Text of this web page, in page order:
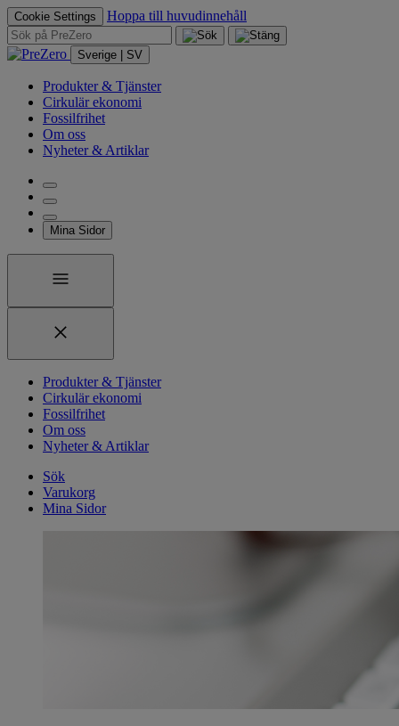
Cookie Settings Hoppa till huvudinnehåll
Sverige | SV
Produkter & Tjänster
Cirkulär ekonomi
Fossilfrihet
Om oss
Nyheter & Artiklar
Mina Sidor
Produkter & Tjänster
Cirkulär ekonomi
Fossilfrihet
Om oss
Nyheter & Artiklar
Sök
Varukorg
Mina Sidor